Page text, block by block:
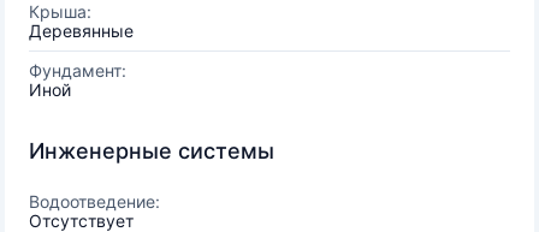
Крыша:
Деревянные
Фундамент:
Иной
Инженерные системы
Водоотведение:
Отсутствует